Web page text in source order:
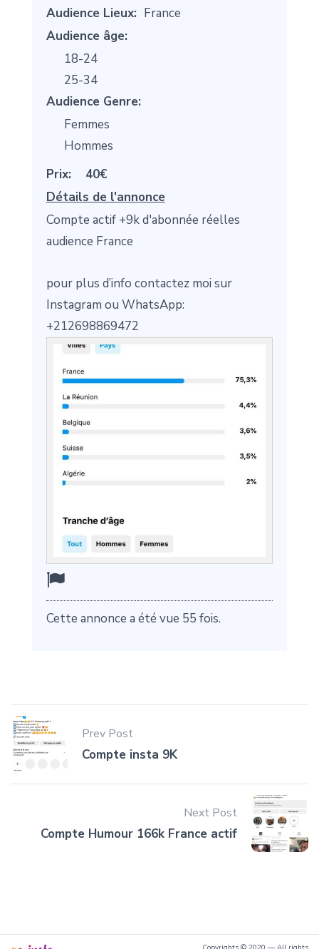
Audience Lieux: France
Audience âge:
18-24
25-34
Audience Genre:
Femmes
Hommes
Prix:
40€
Détails de l'annonce
Compte actif +9k d'abonnée réelles
audience France
pour plus d’info contactez moi sur
Instagram ou WhatsApp:
+212698869472
Cette annonce a été vue 55 fois.
Prev Post
Compte insta 9K
Next Post
Compte Humour 166k France actif